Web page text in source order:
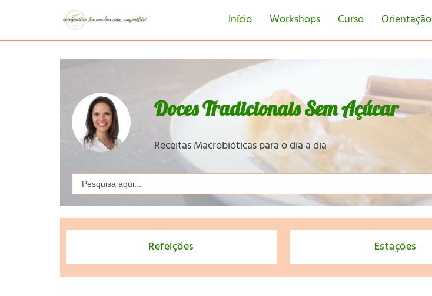
Início Workshops Curso Orientação
Doces Tradicionais Sem Açúcar
Receitas Macrobióticas para o dia a dia
Search
for:
Refeições Estações